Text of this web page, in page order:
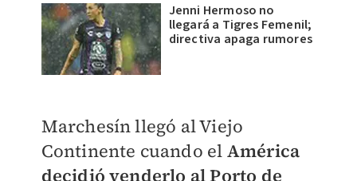
Jenni Hermoso no
llegará a Tigres Femenil;
directiva apaga rumores
Marchesín llegó al Viejo
Continente cuando el América
decidió venderlo al Porto de